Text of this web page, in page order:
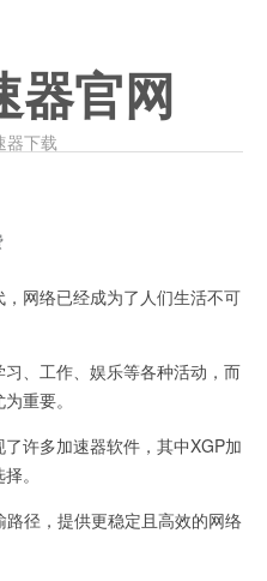
器官网
器下载
网络已经成为了人们生活不可
、工作、娱乐等各种活动，而
重要。
许多加速器软件，其中XGP加
。
径，提供更稳定且高效的网络